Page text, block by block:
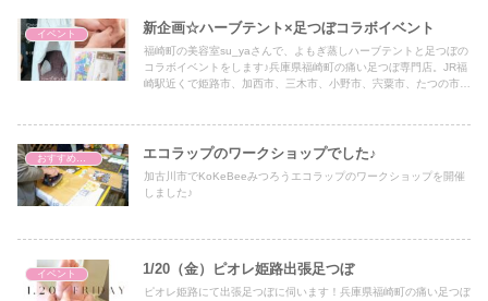
イベント 新企画☆ハーブテント×足つぼコラボイベント
福崎町の美容室su_yaさんで、よもぎ蒸しハーブテントと足つぼの
コラボイベントをします♪兵庫県福崎町の痛い足つぼ専門店。JR福
崎駅近くで姫路市、加西市、三木市、小野市、宍粟市、たつの市、
おすすめアイテム エコラップのワークショップでした♪
加古川市でKoKeBeeみつろうエコラップのワークショップを開催
しました♪
イベント 1/20（金）ピオレ姫路出張足つぼ
ピオレ姫路にて出張足つぼに伺います！兵庫県福崎町の痛い足つぼ